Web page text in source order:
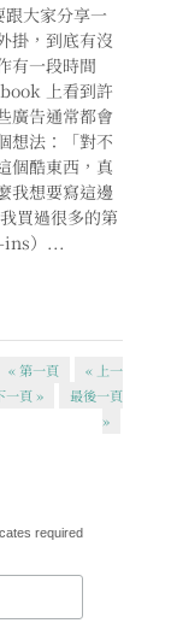
大家分享一
掛，到底有沒
有一段時間
上看到許
廣告通常都會
想法：「對不
個酷東西，真
我想要寫這邊
買過很多的第
ins）...
« 第一頁
« 上一
一頁 »
最後一頁
»
required